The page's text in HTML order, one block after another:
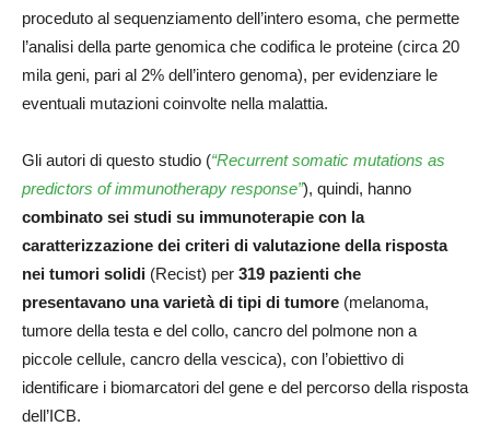
proceduto al sequenziamento dell’intero esoma, che permette
l’analisi della parte genomica che codifica le proteine (circa 20
mila geni, pari al 2% dell’intero genoma), per evidenziare le
eventuali mutazioni coinvolte nella malattia.
Gli autori di questo studio (“Recurrent somatic mutations as
predictors of immunotherapy response”), quindi, hanno
combinato sei studi su immunoterapie con la
caratterizzazione dei criteri di valutazione della risposta
nei tumori solidi (Recist) per 319 pazienti che
presentavano una varietà di tipi di tumore (melanoma,
tumore della testa e del collo, cancro del polmone non a
piccole cellule, cancro della vescica), con l’obiettivo di
identificare i biomarcatori del gene e del percorso della risposta
dell’ICB.